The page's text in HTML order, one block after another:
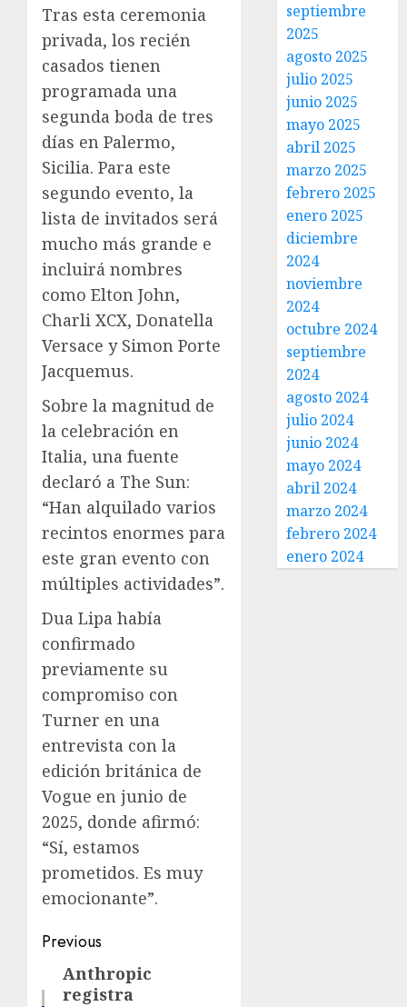
Tras esta ceremonia
privada, los recién
casados tienen
programada una
segunda boda de tres
días en Palermo,
Sicilia. Para este
segundo evento, la
lista de invitados será
mucho más grande e
incluirá nombres
como Elton John,
Charli XCX, Donatella
Versace y Simon Porte
Jacquemus.
Sobre la magnitud de
la celebración en
Italia, una fuente
declaró a The Sun:
“Han alquilado varios
recintos enormes para
este gran evento con
múltiples actividades”.
Dua Lipa había
confirmado
previamente su
compromiso con
Turner en una
entrevista con la
edición británica de
Vogue en junio de
2025, donde afirmó:
“Sí, estamos
prometidos. Es muy
emocionante”.
Previous
Anthropic
registra
septiembre
2025
agosto 2025
julio 2025
junio 2025
mayo 2025
abril 2025
marzo 2025
febrero 2025
enero 2025
diciembre
2024
noviembre
2024
octubre 2024
septiembre
2024
agosto 2024
julio 2024
junio 2024
mayo 2024
abril 2024
marzo 2024
febrero 2024
enero 2024